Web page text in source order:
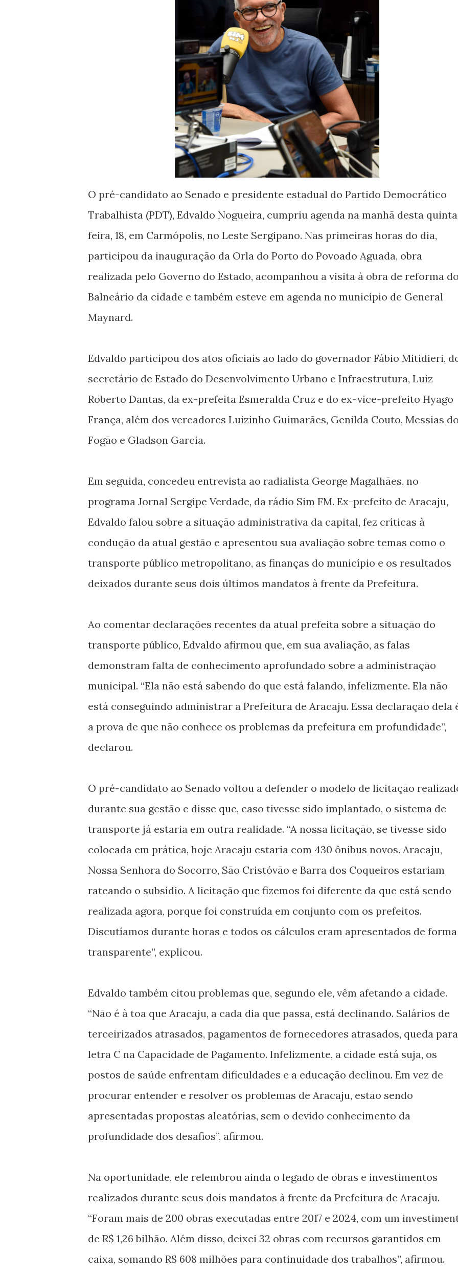
O pré-candidato ao Senado e presidente estadual do Partido Democrático
Trabalhista (PDT), Edvaldo Nogueira, cumpriu agenda na manhã desta
feira, 18, em Carmópolis, no Leste Sergipano. Nas primeiras horas do dia,
participou da inauguração da Orla do Porto do Povoado Aguada, obra
realizada pelo Governo do Estado, acompanhou a visita à obra de reforma
Balneário da cidade e também esteve em agenda no município de General
Maynard.
Edvaldo participou dos atos oficiais ao lado do governador Fábio Mitidieri,
secretário de Estado do Desenvolvimento Urbano e Infraestrutura, Luiz
Roberto Dantas, da ex-prefeita Esmeralda Cruz e do ex-vice-prefeito Hyago
França, além dos vereadores Luizinho Guimarães, Genilda Couto, Messias
Fogão e Gladson Garcia.
Em seguida, concedeu entrevista ao radialista George Magalhães, no
programa Jornal Sergipe Verdade, da rádio Sim FM. Ex-prefeito de Aracaju,
Edvaldo falou sobre a situação administrativa da capital, fez críticas à
condução da atual gestão e apresentou sua avaliação sobre temas como o
transporte público metropolitano, as finanças do município e os resultados
deixados durante seus dois últimos mandatos à frente da Prefeitura.
Ao comentar declarações recentes da atual prefeita sobre a situação do
transporte público, Edvaldo afirmou que, em sua avaliação, as falas
demonstram falta de conhecimento aprofundado sobre a administração
municipal. “Ela não está sabendo do que está falando, infelizmente. Ela não
está conseguindo administrar a Prefeitura de Aracaju. Essa declaração dela
a prova de que não conhece os problemas da prefeitura em profundidade”,
declarou.
O pré-candidato ao Senado voltou a defender o modelo de licitação
durante sua gestão e disse que, caso tivesse sido implantado, o sistema de
transporte já estaria em outra realidade. “A nossa licitação, se tivesse sido
colocada em prática, hoje Aracaju estaria com 430 ônibus novos. Aracaju,
Nossa Senhora do Socorro, São Cristóvão e Barra dos Coqueiros estariam
rateando o subsídio. A licitação que fizemos foi diferente da que está sendo
realizada agora, porque foi construída em conjunto com os prefeitos.
Discutíamos durante horas e todos os cálculos eram apresentados de forma
transparente”, explicou.
Edvaldo também citou problemas que, segundo ele, vêm afetando a cidade.
“Não é à toa que Aracaju, a cada dia que passa, está declinando. Salários de
terceirizados atrasados, pagamentos de fornecedores atrasados, queda
letra C na Capacidade de Pagamento. Infelizmente, a cidade está suja, os
postos de saúde enfrentam dificuldades e a educação declinou. Em vez de
procurar entender e resolver os problemas de Aracaju, estão sendo
apresentadas propostas aleatórias, sem o devido conhecimento da
profundidade dos desafios”, afirmou.
Na oportunidade, ele relembrou ainda o legado de obras e investimentos
realizados durante seus dois mandatos à frente da Prefeitura de Aracaju.
“Foram mais de 200 obras executadas entre 2017 e 2024, com um
de R$ 1,26 bilhão. Além disso, deixei 32 obras com recursos garantidos em
caixa, somando R$ 608 milhões para continuidade dos trabalhos”, afirmou.